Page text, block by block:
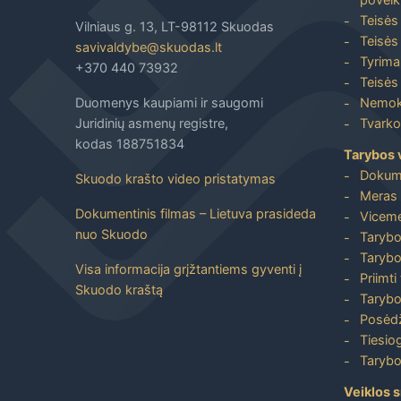
Vilniaus g. 13, LT-98112 Skuodas
savivaldybe@skuodas.lt
+370 440 73932
Duomenys kaupiami ir saugomi
Juridinių asmenų registre,
kodas 188751834
Skuodo krašto video pristatymas
Dokumentinis filmas – Lietuva prasideda
nuo Skuodo
Visa informacija grįžtantiems gyventi į
Skuodo kraštą
Tarybos
Meras
Priimti
Veiklos